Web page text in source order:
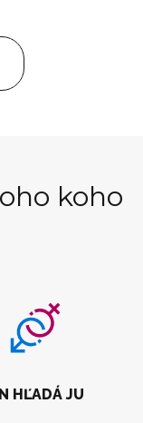
koho
HĽADÁ JU